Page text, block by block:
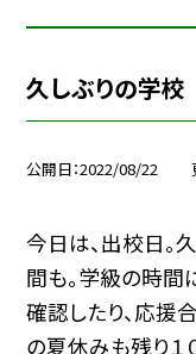
久しぶりの学
公開日 2022/08/22
今日は、出校日。
間も。学級の時
確認したり、応援
の夏休みも残り１